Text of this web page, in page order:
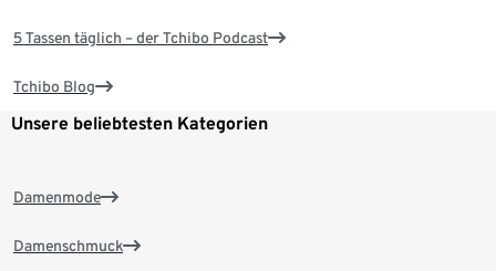
5 Tassen täglich – der Tchibo Podcast
Tchibo Blog
Unsere beliebtesten Kategorien
Damenmode
Damenschmuck